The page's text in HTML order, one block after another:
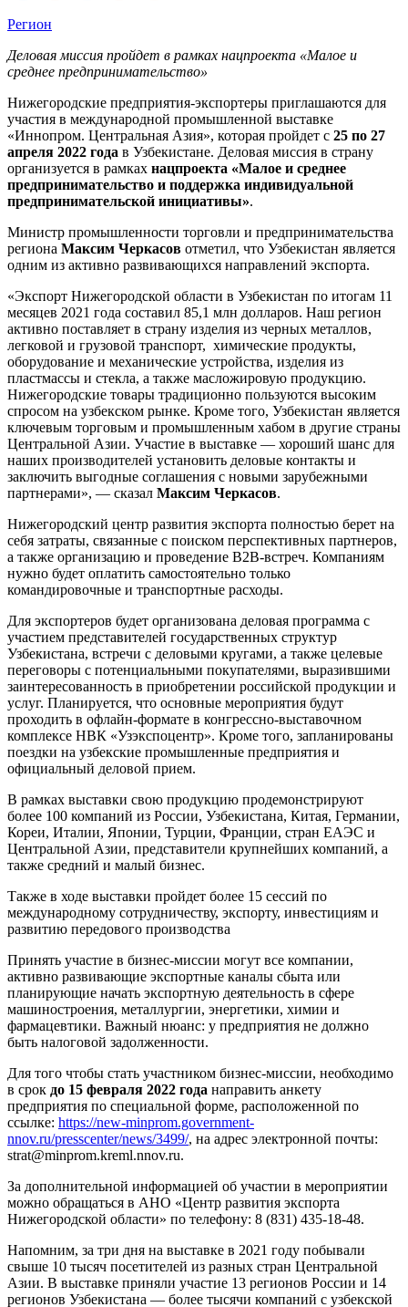
Регион
Деловая миссия пройдет в рамках нацпроекта «Малое и
среднее предпринимательство»
Нижегородские предприятия-экспортеры приглашаются для
участия в международной промышленной выставке
«Иннопром. Центральная Азия», которая пройдет с 25 по 27
апреля 2022 года в Узбекистане. Деловая миссия в страну
организуется в рамках нацпроекта «Малое и среднее
предпринимательство и поддержка индивидуальной
предпринимательской инициативы».
Министр промышленности торговли и предпринимательства
региона Максим Черкасов отметил, что Узбекистан является
одним из активно развивающихся направлений экспорта.
«Экспорт Нижегородской области в Узбекистан по итогам 11
месяцев 2021 года составил 85,1 млн долларов. Наш регион
активно поставляет в страну изделия из черных металлов,
легковой и грузовой транспорт, химические продукты,
оборудование и механические устройства, изделия из
пластмассы и стекла, а также масложировую продукцию.
Нижегородские товары традиционно пользуются высоким
спросом на узбекском рынке. Кроме того, Узбекистан является
ключевым торговым и промышленным хабом в другие страны
Центральной Азии. Участие в выставке — хороший шанс для
наших производителей установить деловые контакты и
заключить выгодные соглашения с новыми зарубежными
партнерами», — сказал Максим Черкасов.
Нижегородский центр развития экспорта полностью берет на
себя затраты, связанные с поиском перспективных партнеров,
а также организацию и проведение В2В-встреч. Компаниям
нужно будет оплатить самостоятельно только
командировочные и транспортные расходы.
Для экспортеров будет организована деловая программа с
участием представителей государственных структур
Узбекистана, встречи с деловыми кругами, а также целевые
переговоры с потенциальными покупателями, выразившими
заинтересованность в приобретении российской продукции и
услуг. Планируется, что основные мероприятия будут
проходить в офлайн-формате в конгрессно-выставочном
комплексе НВК «Узэкспоцентр». Кроме того, запланированы
поездки на узбекские промышленные предприятия и
официальный деловой прием.
В рамках выставки свою продукцию продемонстрируют
более 100 компаний из России, Узбекистана, Китая, Германии,
Кореи, Италии, Японии, Турции, Франции, стран ЕАЭС и
Центральной Азии, представители крупнейших компаний, а
также средний и малый бизнес.
Также в ходе выставки пройдет более 15 сессий по
международному сотрудничеству, экспорту, инвестициям и
развитию передового производства
Принять участие в бизнес-миссии могут все компании,
активно развивающие экспортные каналы сбыта или
планирующие начать экспортную деятельность в сфере
машиностроения, металлургии, энергетики, химии и
фармацевтики. Важный нюанс: у предприятия не должно
быть налоговой задолженности.
Для того чтобы стать участником бизнес-миссии, необходимо
в срок до 15 февраля 2022 года направить анкету
предприятия по специальной форме, расположенной по
ссылке: https://new-minprom.government-
nnov.ru/presscenter/news/3499/, на адрес электронной почты:
strat@minprom.kreml.nnov.ru.
За дополнительной информацией об участии в мероприятии
можно обращаться в АНО «Центр развития экспорта
Нижегородской области» по телефону: 8 (831) 435-18-48.
Напомним, за три дня на выставке в 2021 году побывали
свыше 10 тысяч посетителей из разных стран Центральной
Азии. В выставке приняли участие 13 регионов России и 14
регионов Узбекистана — более тысячи компаний с узбекской